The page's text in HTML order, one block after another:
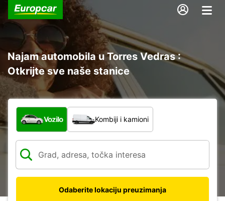
Najam automobila u Torres Vedras :
Otkrijte sve naše stanice
Koja vrsta vozila?
Vozilo Kombiji i kamioni
Odaberite lokaciju preuzimanja